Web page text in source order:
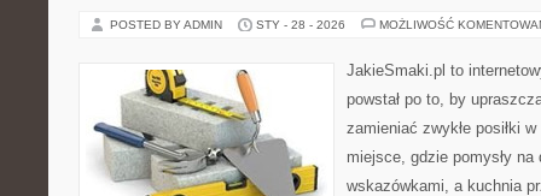
POSTED BY ADMIN STY - 28 - 2026 MOŻLIWOŚĆ
JakieSmaki.pl to
powstał po to, by
zamieniać zwykłe posiłki
miejsce, gdzie pomysły
wskazówkami, a kuchnia